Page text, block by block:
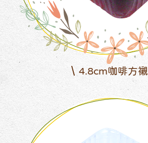
4.8cm咖啡方襯